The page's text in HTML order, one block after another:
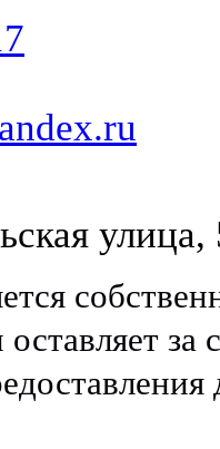
улица,
за